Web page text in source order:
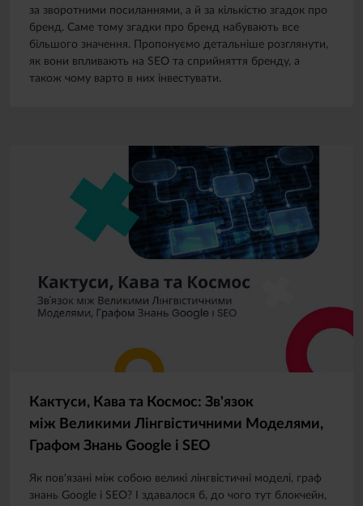
за зворотними посиланнями, а й за кількістю згадок про
бренд. Саме тому згадки про бренд набувають все
більшого значення. Пропонуємо детальніше розглянути,
як вони впливають на SEO та сприйняття бренду, а
також чому варто в них інвестувати.
Кактуси, Кава та Космос: Зв'язок
між Великими Лінгвістичними Моделями,
Графом Знань Google і SEO
Як пов'язані між собою великі лінгвістичні моделі, граф
знань Google і SEO? І здавалося б, до чого тут блокчейн,